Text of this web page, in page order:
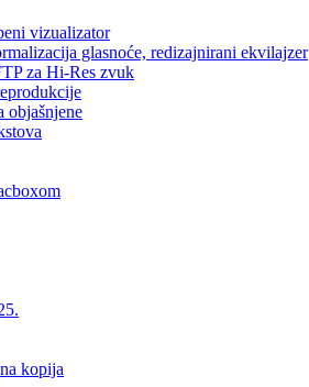
vizualizator
glasnoće, redizajnirani ekvilajzer
za Hi-Res zvuk
objašnjene
kopija